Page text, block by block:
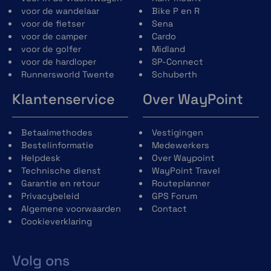
essentiële knopbediening. De knoppen
monteer je dicht bij je handvat zodat deze
makkelijk bereikbaar zijn. Een fysieke knop
indrukken met handschoenen aan gaat
makkelijker dan het gebruik van een
touchscreen.
Gebruiksgemak
Met de intuïtieve knoppen kun je eenvoudig
in- en uitzoomen op de kaartweergave. Je
hoeft je handschoenen of uitrusting niet uit
of af te doen.
voor de wandelaar
voor de fietser
voor de camper
voor de golfer
voor de hardloper
Runnersworld Twente
Bike P en R
Sena
Cardo
Midland
SP-Connect
Schuberth
Klantenservice
Betaalmethodes
Bestelinformatie
Helpdesk
Technische dienst
Garantie en retour
Privacybeleid
Algemene voorwaarden
Cookieverklaring
Volg ons
Over WayPoint
Vestigingen
Medewerkers
Over Waypoint
WayPoint Travel
Routeplanner
GPS Forum
Contact